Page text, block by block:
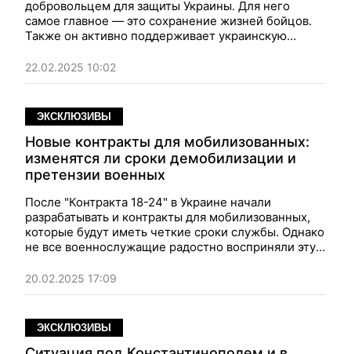
добровольцем для защиты Украины. Для него
самое главное — это сохранение жизней бойцов.
Также он активно поддерживает украинскую
прощена. Фокус
певцом и военнослужащим.
22.02.2025 10:02
ЭКСКЛЮЗИВЫ
Новые контракты для мобилизованных:
изменятся ли сроки демобилизации и
претензии военных
После "Контракта 18-24" в Украине начали
разрабатывать и контракты для мобилизованных,
которые будут иметь четкие сроки службы. Однако
не все военнослужащие радостно восприняли эту
инициативе ОП, и как будет происходить
демобилизация.
20.02.2025 17:09
ЭКСКЛЮЗИВЫ